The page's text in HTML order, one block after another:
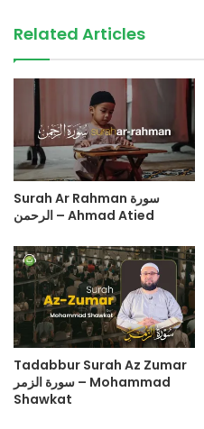
Related Articles
Surah Ar Rahman سورة
الرحمن – Ahmad Atied
Tadabbur Surah Az Zumar
سورة الزمر – Mohammad
Shawkat